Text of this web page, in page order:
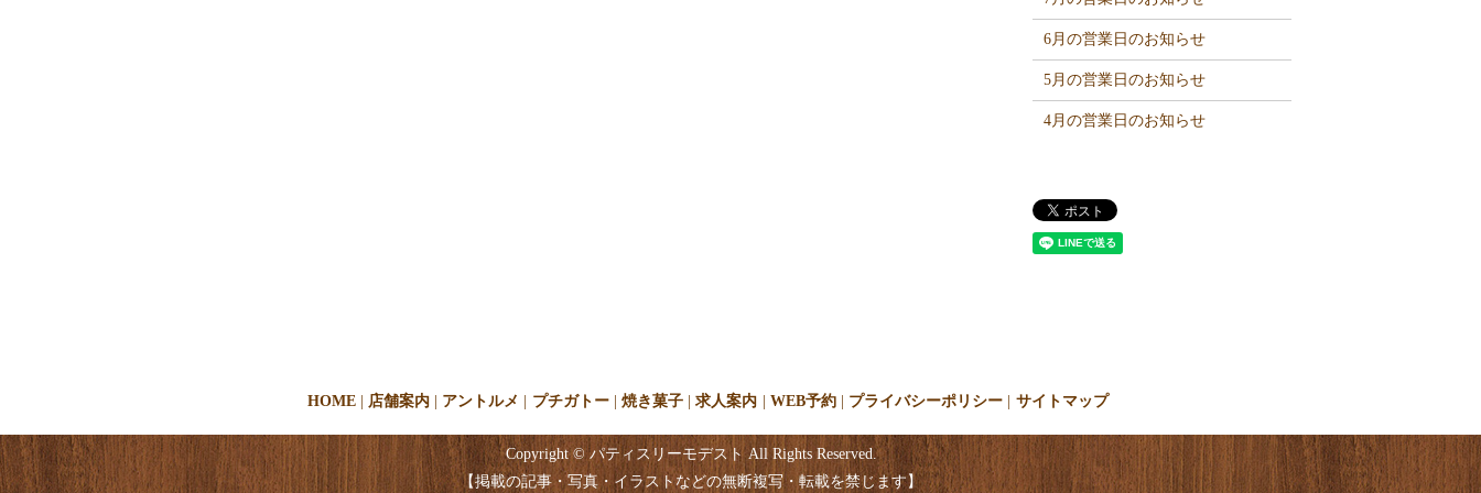
6月の営業日のお知らせ
5月の営業日のお知らせ
4月の営業日のお知らせ
HOME 店舗案内 アントルメ プチガトー 焼き菓子 求人案内 WEB予約 プライバシーポリシー サイトマップ
Copyright © パティスリーモデスト All Rights Reserved.
【掲載の記事・写真・イラストなどの無断複写・転載を禁じます】